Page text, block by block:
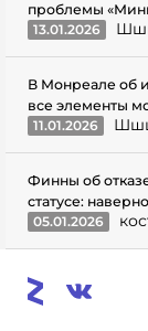
проблемы
13.01.2026
В Монреале об
все элементы
11.01.2026
Финны об
статусе:
05.01.2026